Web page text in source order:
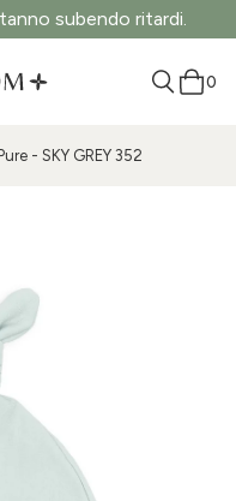
subendo ritardi.
0
- SKY GREY 352